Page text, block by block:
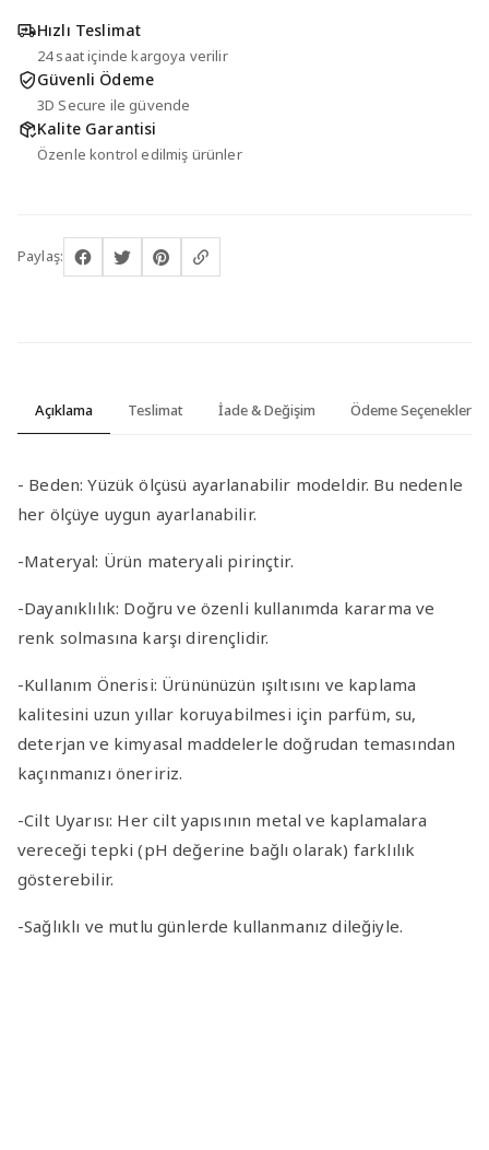
Hızlı Teslimat
24 saat içinde kargoya verilir
Güvenli Ödeme
3D Secure ile güvende
Kalite Garantisi
Özenle kontrol edilmiş ürünler
Paylaş:
Açıklama Teslimat İade & Değişim Ödeme Seçenekleri
- Beden:Yüzük ölçüsü ayarlanabilir modeldir. Bu nedenle
her ölçüye uygun ayarlanabilir.
-Materyal: Ürün materyali pirinçtir.
-Dayanıklılık: Doğru ve özenli kullanımda kararma ve
renk solmasına karşı dirençlidir.
-Kullanım Önerisi: Ürününüzün ışıltısını ve kaplama
kalitesini uzun yıllar koruyabilmesi için parfüm, su,
deterjan ve kimyasal maddelerle doğrudan temasından
kaçınmanızı öneririz.
-Cilt Uyarısı: Her cilt yapısının metal ve kaplamalara
vereceği tepki (pH değerine bağlı olarak) farklılık
gösterebilir.
-Sağlıklı ve mutlu günlerde kullanmanız dileğiyle.